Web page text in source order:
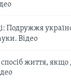
Подружжя
Відео
життя, якщо